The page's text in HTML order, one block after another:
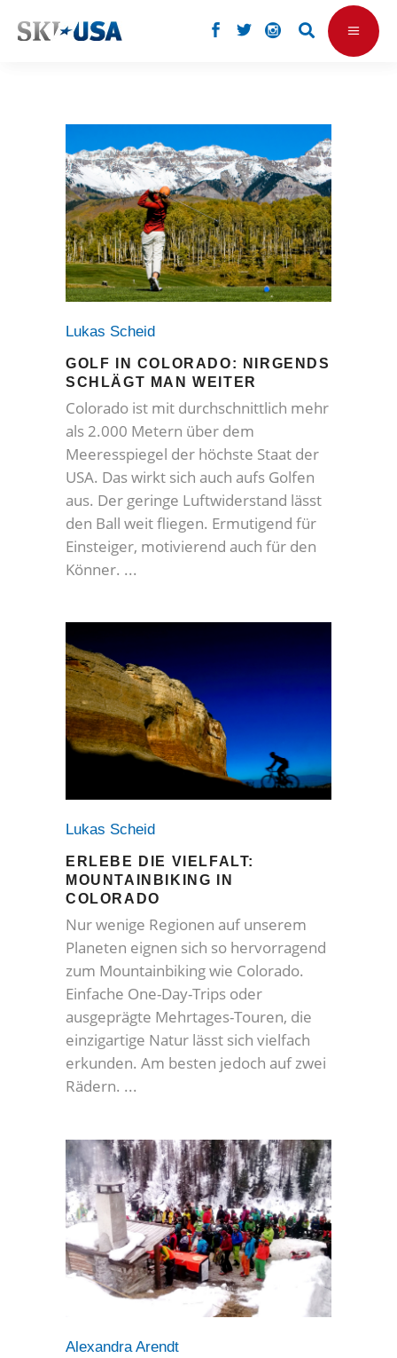
Lukas Scheid
GOLF IN COLORADO: NIRGENDS
SCHLÄGT MAN WEITER
Colorado ist mit durchschnittlich mehr
als 2.000 Metern über dem
Meeresspiegel der höchste Staat der
USA. Das wirkt sich auch aufs Golfen
aus. Der geringe Luftwiderstand lässt
den Ball weit fliegen. Ermutigend für
Einsteiger, motivierend auch für den
Könner.
Lukas Scheid
ERLEBE DIE VIELFALT:
MOUNTAINBIKING IN
COLORADO
Nur wenige Regionen auf unserem
Planeten eignen sich so hervorragend
zum Mountainbiking wie Colorado.
Einfache One-Day-Trips oder
ausgeprägte Mehrtages-Touren, die
einzigartige Natur lässt sich vielfach
erkunden. Am besten jedoch auf zwei
Rädern.
Alexandra Arendt